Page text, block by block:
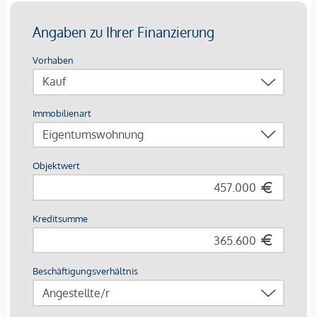
Die Wohnungen sind teilweise bis Ende 2029 befristet
vermietet.
Kaufpreis
von € 36.800,- zzgl. 20 % USt.
Die monatliche Nettomiete für die Wohnung beträgt
Wir weisen darauf hin, dass zwischen dem Vermittler und
dem zu vermittelnden Dritten ein familiäres oder
wirtschaftliches Naheverhältnis besteht.
*Der Vertrag kommt nicht mit der INFINA Credit Broker